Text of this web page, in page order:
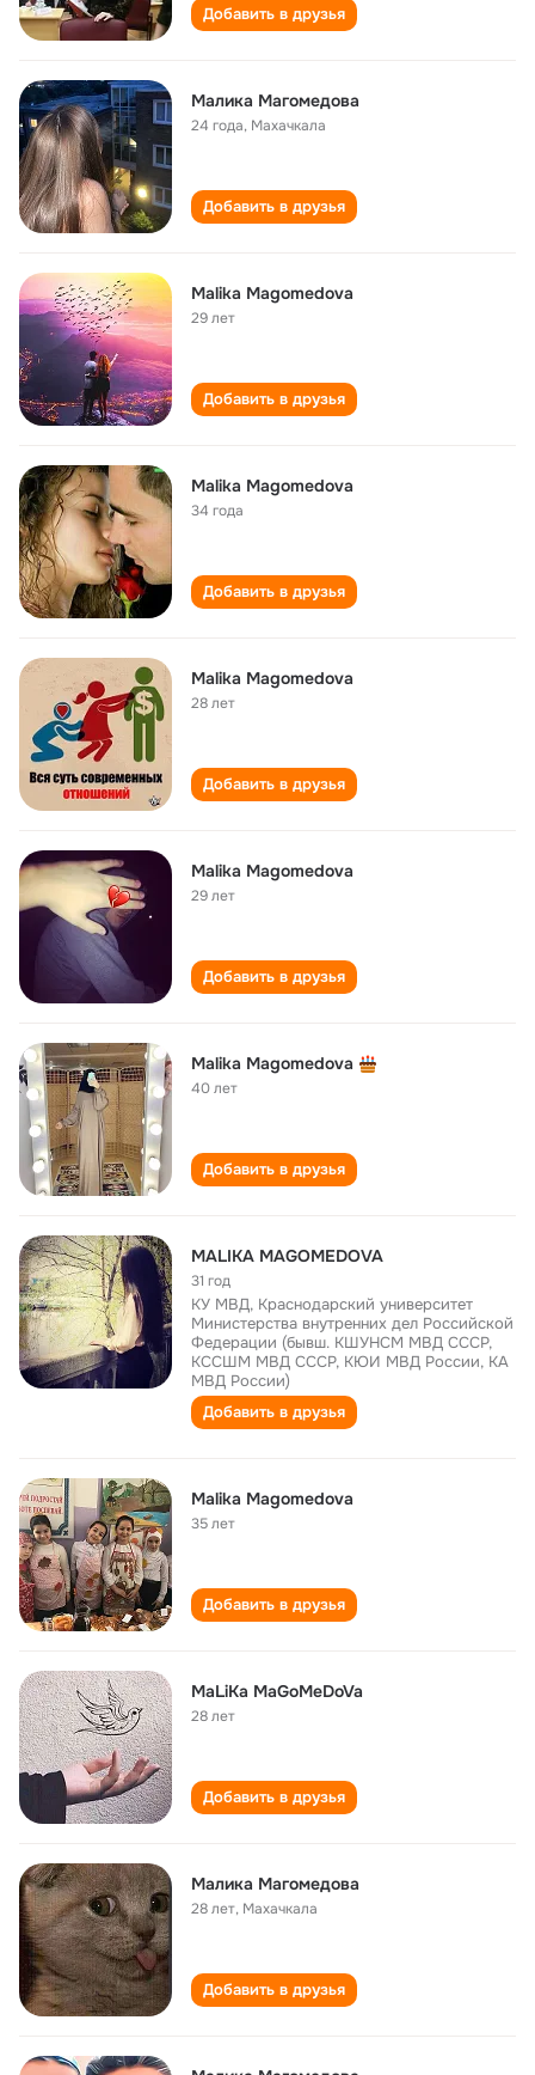
Добавить в друзья
Малика Магомедова
24 года, Махачкала
Добавить в друзья
Malika Magomedova
29 лет
Добавить в друзья
Malika Magomedova
34 года
Добавить в друзья
Malika Magomedova
28 лет
Добавить в друзья
Malika Magomedova
29 лет
Добавить в друзья
Malika Magomedova
40 лет
Добавить в друзья
MALIKA MAGOMEDOVA
31 год
КУ МВД, Краснодарский университет
Министерства внутренних дел Российской
Федерации (бывш. КШУНСМ МВД СССР,
КССШМ МВД СССР, КЮИ МВД России, КА
МВД России)
Добавить в друзья
Malika Magomedova
35 лет
Добавить в друзья
MaLiKa MaGoMeDoVa
28 лет
Добавить в друзья
Малика Магомедова
28 лет, Махачкала
Добавить в друзья